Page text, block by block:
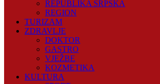
REPUBLIKA SRPSKA
REGION
TURIZAM
ZDRAVLJE
DOKTOR
GASTRO
VJEŽBE
KOZMETIKA
KULTURA